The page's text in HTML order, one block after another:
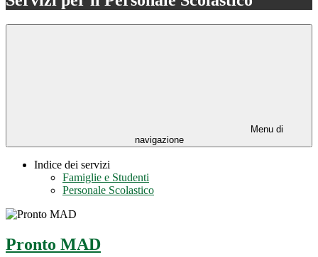
Menu di
navigazione
Indice dei servizi
Famiglie e Studenti
Personale Scolastico
Pronto MAD